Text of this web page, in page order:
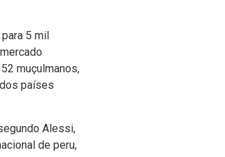
5 mil
muçulmanos,
paí­ses
Alessi,
de peru,